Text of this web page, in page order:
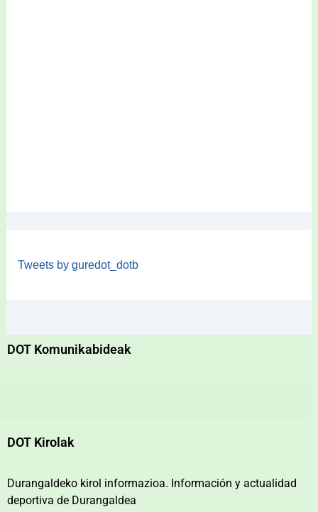
Tweets by guredot_dotb
DOT Komunikabideak
DOT Kirolak
Durangaldeko kirol informazioa. Información y actualidad
deportiva de Durangaldea